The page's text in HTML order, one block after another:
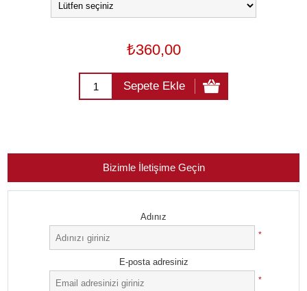
₺360,00
Sepete Ekle
Bizimle İletişime Geçin
Adınız
*
E-posta adresiniz
*